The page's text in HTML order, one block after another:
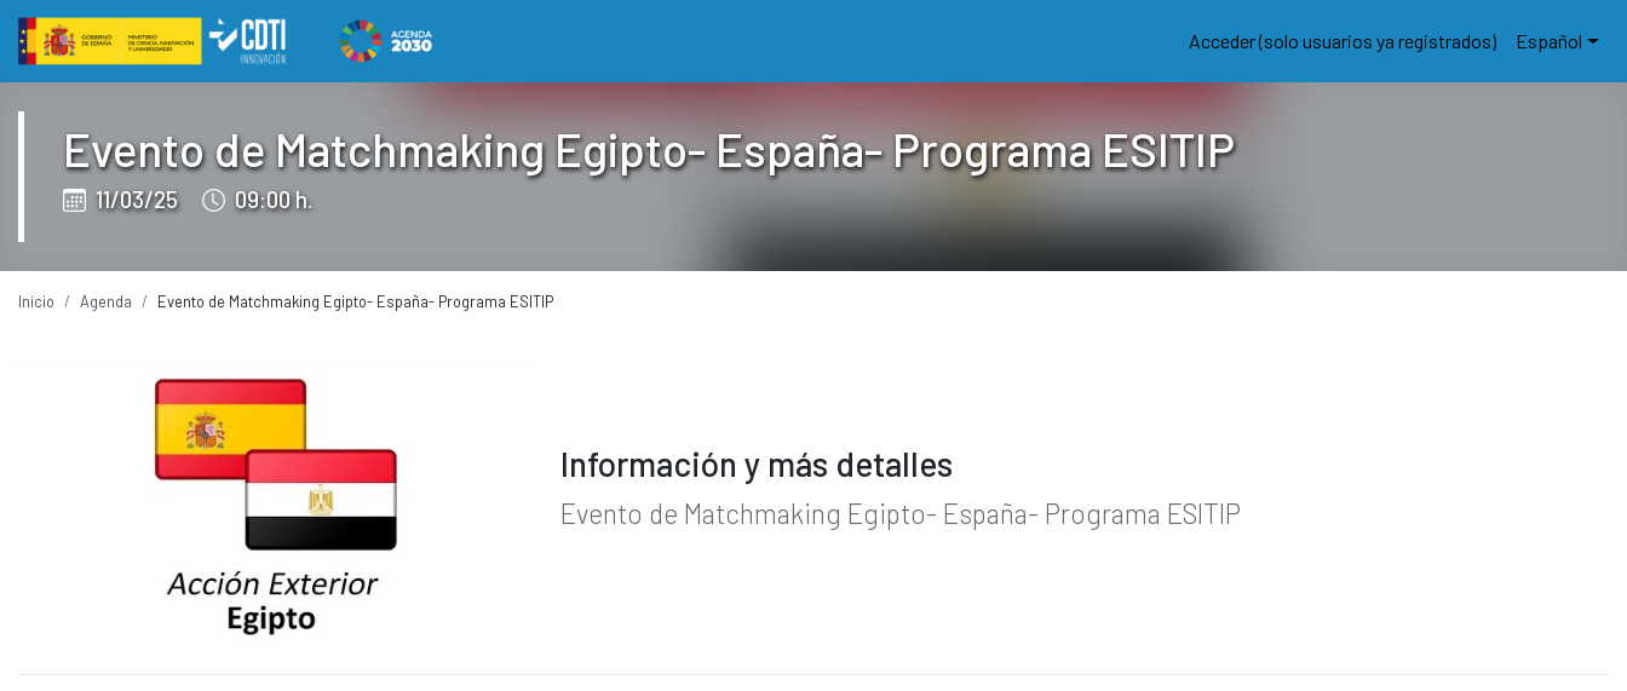
Salto a contenido
Eventos CDTI Acceder (solo usuarios ya registrados) Español
Evento de Matchmaking Egipto- España- Programa ESITIP
11/03/25 09:00 h.
Inicio Agenda Evento de Matchmaking Egipto- España- Programa ESITIP
Información y más detalles
Evento de Matchmaking Egipto- España- Programa ESITIP